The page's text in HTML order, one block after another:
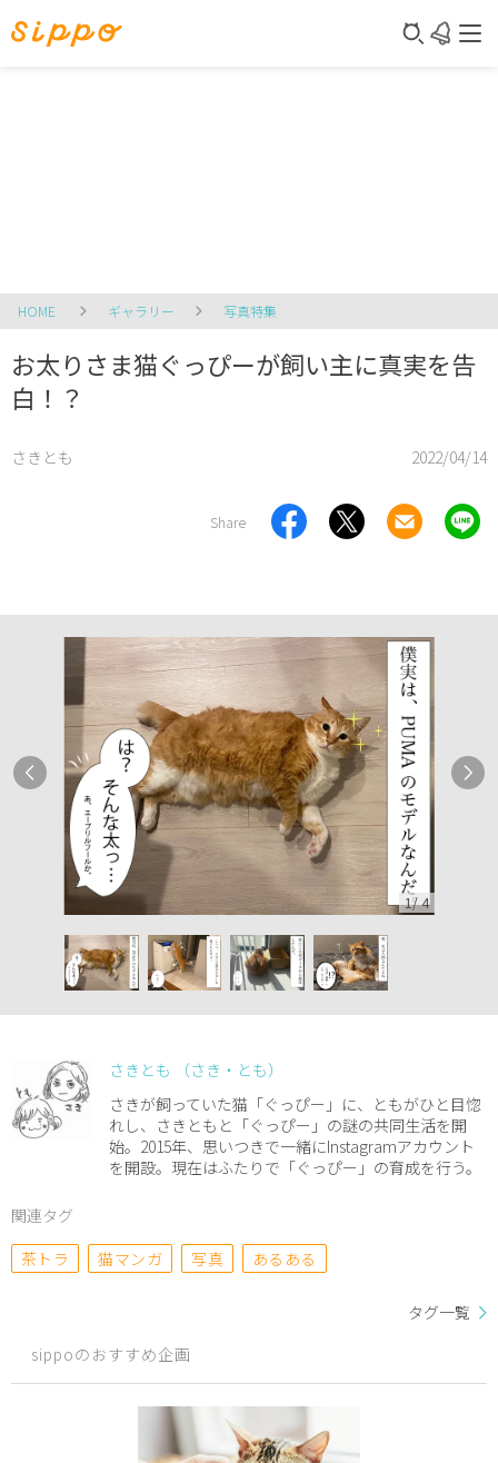
HOME ギャラリー 写真特集
お太りさま猫ぐっぴーが飼い主に真実を告
白！？
さきとも 2022/04/14
Share
1/4
さきとも （さき・とも）
さきが飼っていた猫「ぐっぴー」に、ともがひと目惚
れし、さきともと「ぐっぴー」の謎の共同生活を開
始。2015年、思いつきで一緒にInstagramアカウント
を開設。現在はふたりで「ぐっぴー」の育成を行う。
関連タグ
茶トラ
猫マンガ 写真 あるある
タグ一覧
sippoのおすすめ企画